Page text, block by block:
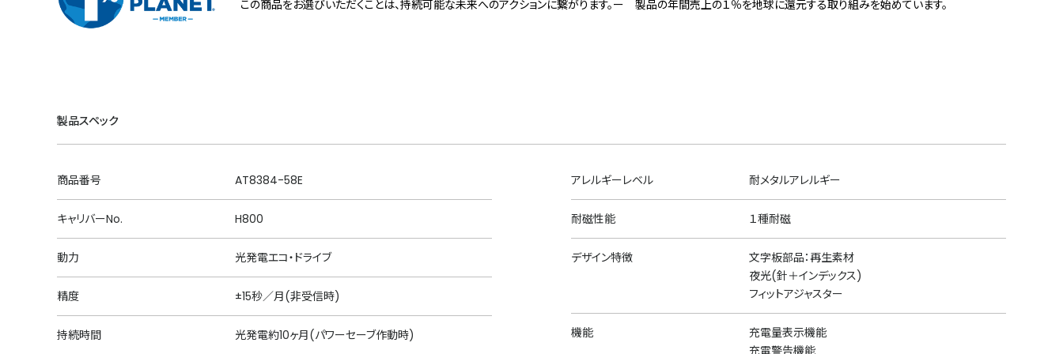
この商品をお選びいただくことは、持続可能な未来へのアクションに繋がります。ー 製品の年間売上の１％を地球に還元する取り組みを始めています。
製品スペック
商品番号 AT8384-58E
キャリバーNo. H800
動力 光発電エコ・ドライブ
精度 ±15秒／月(非受信時)
持続時間 光発電約10ヶ月(パワーセーブ作動時)
アレルギーレベル 耐メタルアレルギー
耐磁性能 １種耐磁
デザイン特徴
文字板部品：再生素材
夜光(針＋インデックス)
フィットアジャスター
機能
充電量表示機能